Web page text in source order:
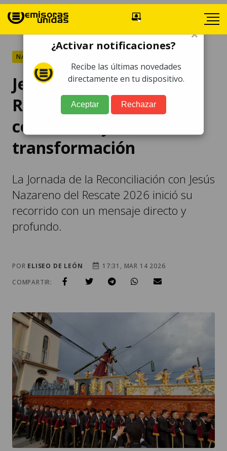
NACIONALES
Jesús Nazareno del
Rescate invita a la
conversión y
transformación
La Jornada de la Reconciliación con Jesús
Nazareno del Rescate 2026 inició su
recorrido con un mensaje directo y
profundo.
POR ELISEO DE LEÓN
17:31, MAR 14 2026
COMPARTIR:
×
¿Activar notificaciones?
Recibe las últimas novedades
directamente en tu dispositivo.
Aceptar Rechazar